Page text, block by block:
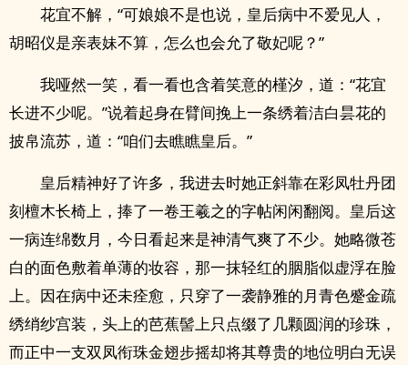
花宜不解，“可娘娘不是也说，皇后病中不爱见人，
胡昭仪是亲表妹不算，怎么也会允了敬妃呢？”
我哑然一笑，看一看也含着笑意的槿汐，道：“花宜
长进不少呢。”说着起身在臂间挽上一条绣着洁白昙花的
披帛流苏，道：“咱们去瞧瞧皇后。”
皇后精神好了许多，我进去时她正斜靠在彩凤牡丹团
刻檀木长椅上，捧了一卷王羲之的字帖闲闲翻阅。皇后这
一病连绵数月，今日看起来是神清气爽了不少。她略微苍
白的面色敷着单薄的妆容，那一抹轻红的胭脂似虚浮在脸
上。因在病中还未痊愈，只穿了一袭静雅的月青色蹙金疏
绣绡纱宫装，头上的芭蕉髻上只点缀了几颗圆润的珍珠，
而正中一支双凤衔珠金翅步摇却将其尊贵的地位明白无误